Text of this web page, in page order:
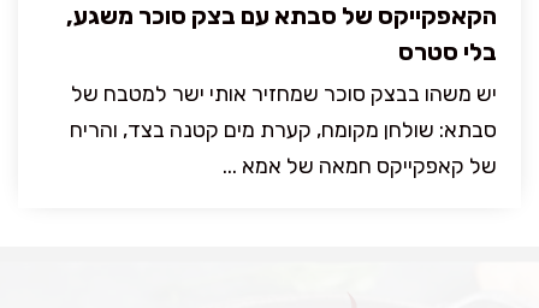
הקאפקייקס של סבתא עם בצק סוכר משגע,
בלי סטרס
יש משהו בבצק סוכר שמחזיר אותי ישר למטבח של
סבתא: שולחן מקומח, קערת מים קטנה בצד, והריח
של קאפקייקס חמאה של אמא ...